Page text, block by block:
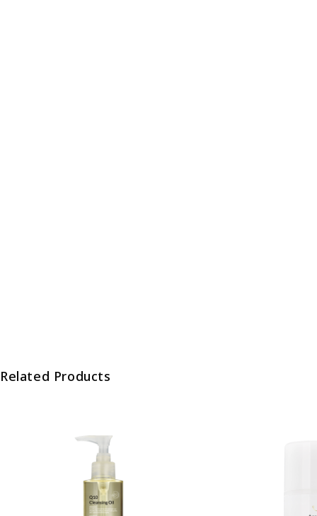
Related Products